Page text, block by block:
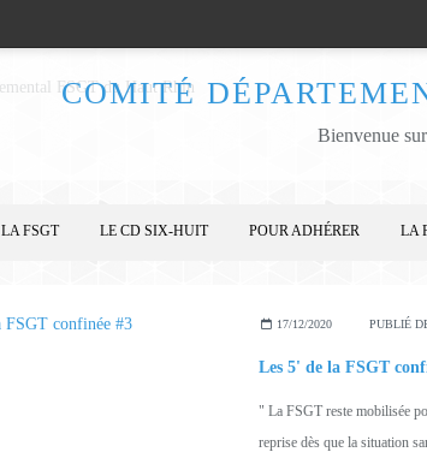
COMITÉ
Bienvenue
LA FSGT LE CD SIX-HUIT POUR ADHÉRER LA
17/12/2020 PUBLIÉ
Les 5' de la FSGT
" La FSGT reste mobilisée
reprise dès que la situation